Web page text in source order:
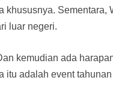
Sementara,
luar negeri.
kemudian ada
itu adalah event